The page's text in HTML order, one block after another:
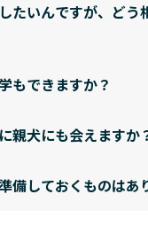
たいんですが、どう
もできますか？
親犬にも会えますか
備しておくものはあ